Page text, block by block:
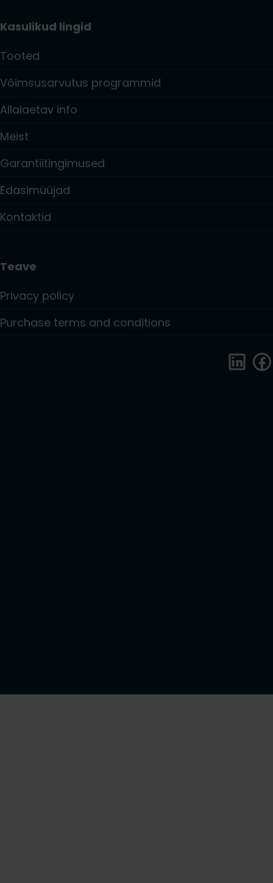
Kasulikud lingid
Tooted
Võimsusarvutus programmid
Allalaetav info
Meist
Garantiitingimused
Edasimüüjad
Kontaktid
Teave
Privacy policy
Purchase terms and conditions